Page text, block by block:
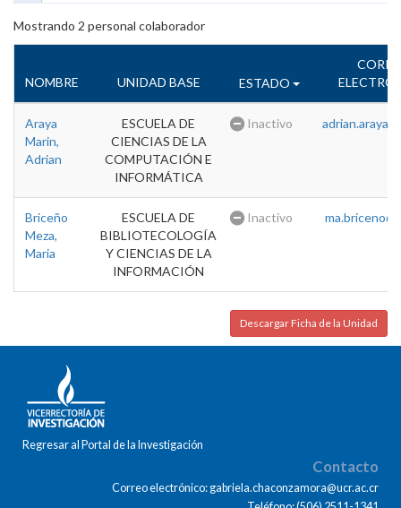
Mostrando 2 personal colaborador
NOMBRE UNIDAD BASE ESTADO
Araya
Marin,
Adrian
ESCUELA DE
CIENCIAS DE LA
COMPUTACIÓN E
INFORMÁTICA
Inactivo
Briceño
Meza,
Maria
ESCUELA DE
BIBLIOTECOLOGÍA
Y CIENCIAS DE LA
INFORMACIÓN
Inactivo
Descargar Ficha de la Unidad
Regresar al Portal de la Investigación
Contacto
Correo electrónico: gabriela.chaconzamora@ucr.ac.cr